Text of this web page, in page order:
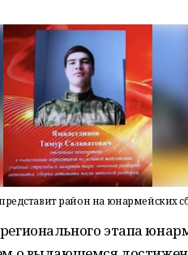
район на юнармейских
этапа